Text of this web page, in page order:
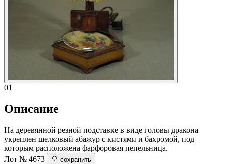
01
Описание
На деревянной резной подставке в виде головы дракона
укреплен шелковый абажур с кистями и бахромой, под
которым расположена фарфоровая пепельница.
Лот № 4673
сохранить